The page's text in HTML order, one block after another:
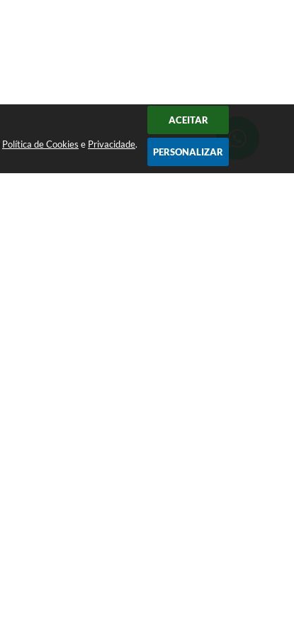
Política de Cookies e Privacidade.
ACEITAR
PERSONALIZAR